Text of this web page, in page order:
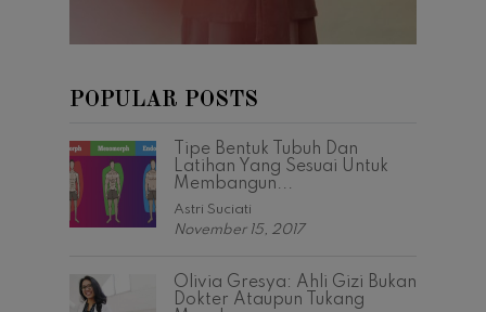
POPULAR POSTS
Tipe Bentuk Tubuh Dan
Latihan Yang Sesuai Untuk
Membangun...
Astri Suciati
November 15, 2017
Olivia Gresya: Ahli Gizi Bukan
Dokter Ataupun Tukang